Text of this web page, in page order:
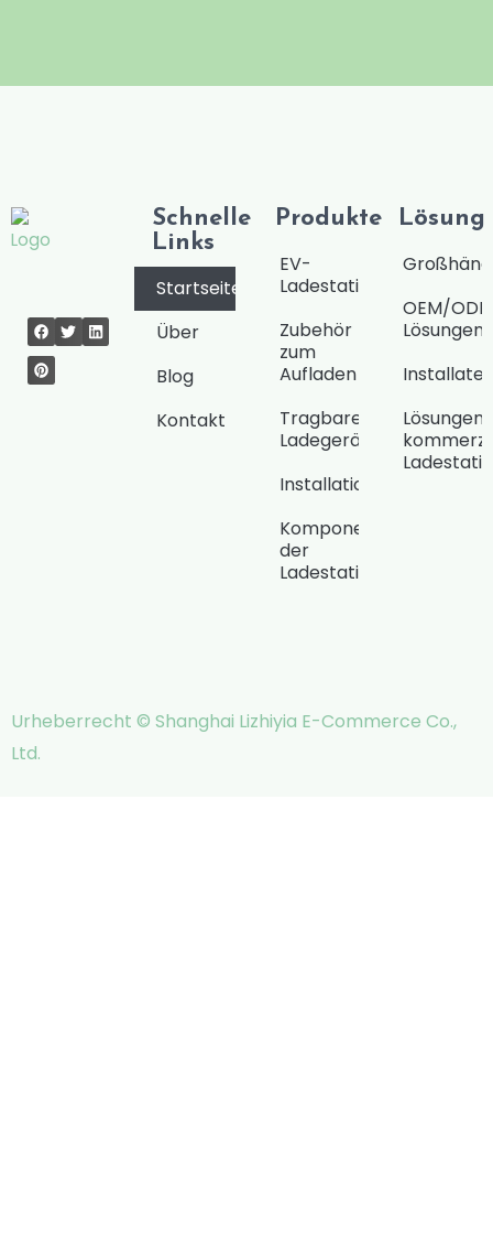
Schnelle
Links
Startseite
Über
Blog
Kontakt
Produkte
EV-
Ladestationen
Zubehör
zum
Aufladen
Tragbares
Ladegerät
Installationswerkzeuge
Komponenten
der
Ladestation
Lösung
OEM/
Lösungen
Lösungen
Urheberrecht © Shanghai Lizhiyia E-Commerce Co.,
Ltd.